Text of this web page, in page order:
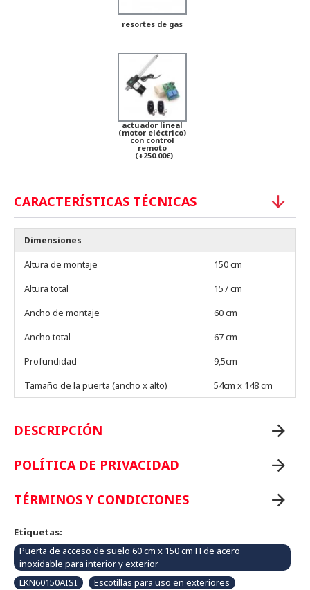
resortes de gas
actuador lineal
(motor eléctrico)
con control
remoto
(+250.00€)
CARACTERÍSTICAS TÉCNICAS
Dimensiones
Altura de montaje
150 cm
Altura total
157 cm
Ancho de montaje
60 cm
Ancho total
67 cm
Profundidad
9,5cm
Tamaño de la puerta (ancho x alto)
54cm x 148 cm
DESCRIPCIÓN
POLÍTICA DE PRIVACIDAD
TÉRMINOS Y CONDICIONES
Etiquetas:
Puerta de acceso de suelo 60 cm x 150 cm H de acero
inoxidable para interior y exterior
LKN60150AISI
Escotillas para uso en exteriores